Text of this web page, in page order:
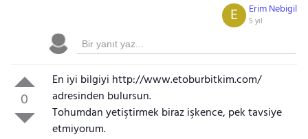
Erim Nebigil
5 yıl
E
0
En iyi bilgiyi http://www.etoburbitkim.com/
adresinden bulursun.
Tohumdan yetiştirmek biraz işkence, pek tavsiye
etmiyorum.